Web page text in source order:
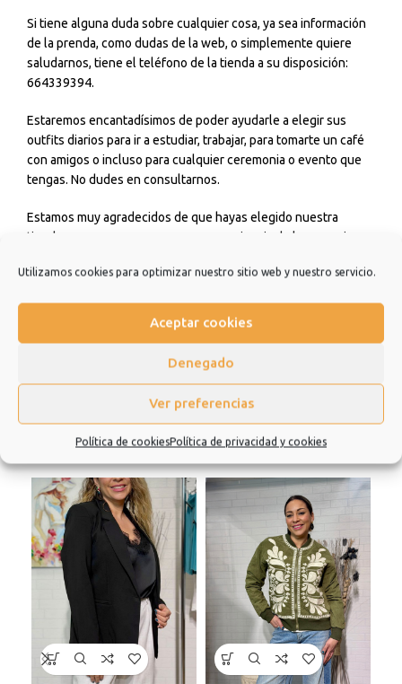
Utilizamos cookies para optimizar nuestro sitio web y nuestro servicio.
Aceptar cookies
Denegado
Ver preferencias
Política de cookiesPolítica de privacidad y cookies
Si tiene alguna duda sobre cualquier cosa, ya sea información
de la prenda, como dudas de la web, o simplemente quiere
saludarnos, tiene el teléfono de la tienda a su disposición:
664339394.
Estaremos encantadísimos de poder ayudarle a elegir sus
outfits diarios para ir a estudiar, trabajar, para tomarte un café
con amigos o incluso para cualquier ceremonia o evento que
tengas. No dudes en consultarnos.
Estamos muy agradecidos de que hayas elegido nuestra
tienda y esperamos que sea una experiencia de la que quiera
Productos relacionados